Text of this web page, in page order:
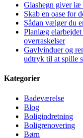
Glashegn giver læ
Skab en oase for
Sådan vælger du
Planlæg
overraskelser
Gavlvinduer og
udtryk til at spille
Kategorier
Badeværelse
Blog
Boligindretning
Boligrenovering
Børn